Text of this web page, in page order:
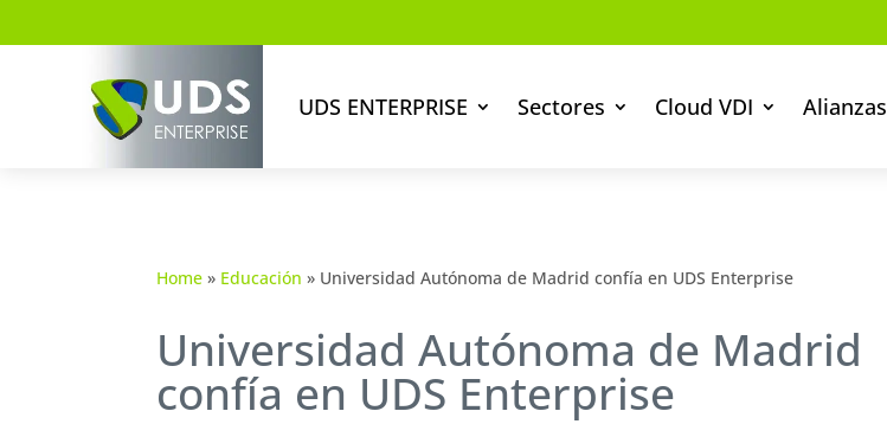
UDS ENTERPRISE Sectores Cloud VDI Alianzas
Home » Educación » Universidad Autónoma de Madrid confía en UDS Enterprise
Universidad Autónoma de Madrid
confía en UDS Enterprise